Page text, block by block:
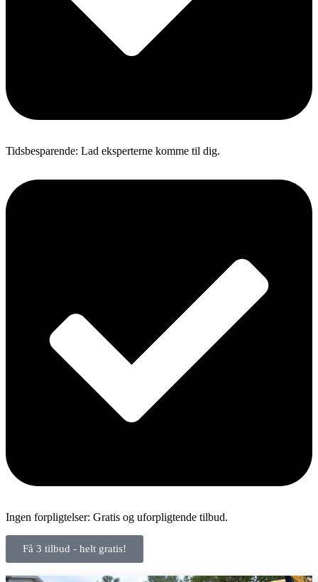
Tidsbesparende: Lad eksperterne komme til dig.
Ingen forpligtelser: Gratis og uforpligtende tilbud.
Få 3 tilbud - helt gratis!